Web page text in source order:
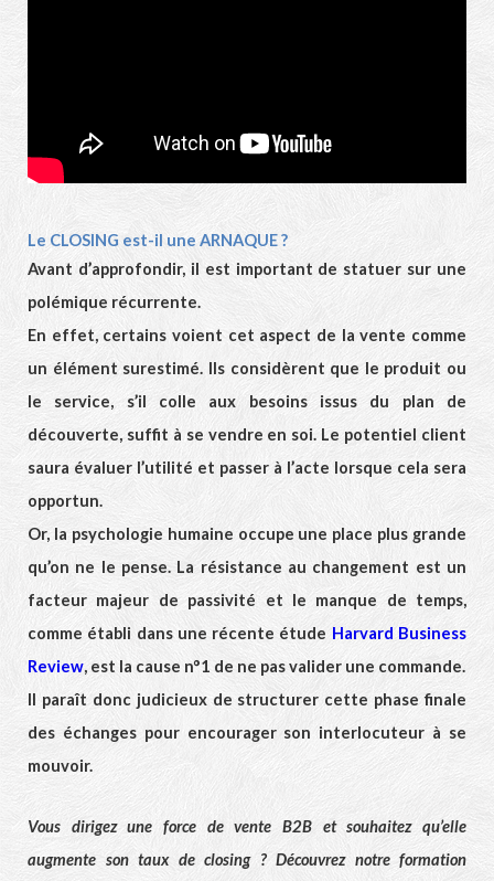
Le CLOSING est-il une ARNAQUE ?
Avant d’approfondir, il est important de statuer sur une
polémique récurrente.
En effet, certains voient cet aspect de la vente comme
un élément surestimé. Ils considèrent que le produit ou
le service, s’il colle aux besoins issus du plan de
découverte, suffit à se vendre en soi. Le potentiel client
saura évaluer l’utilité et passer à l’acte lorsque cela sera
opportun.
Or, la psychologie humaine occupe une place plus grande
qu’on ne le pense. La résistance au changement est un
facteur majeur de passivité et le manque de temps,
comme établi dans une récente étude Harvard Business
Review, est la cause n°1 de ne pas valider une commande.
Il paraît donc judicieux de structurer cette phase finale
des échanges pour encourager son interlocuteur à se
mouvoir.
Vous dirigez une force de vente B2B et souhaitez qu’elle
augmente son taux de closing ? Découvrez notre formation